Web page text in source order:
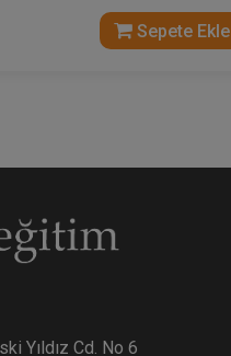
Sepete Ekle
Yıldız Cd. No 6